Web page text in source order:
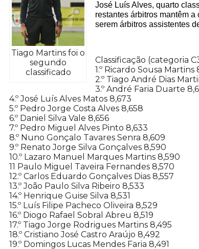
Tiago Martins foi o
segundo
classificado
José Luís Alves, quarto
restantes árbitros mantêm
serem árbitros assistentes
Classificação (categoria
1.º Ricardo Sousa Martins
2.º Tiago André Dias
3.º André Faria Duarte
4.º José Luís Alves Matos 8,673
5.º Pedro Jorge Costa Alves 8,658
6.º Daniel Silva Vale 8,656
7.º Pedro Miguel Alves Pinto 8,633
8.º Nuno Gonçalo Tavares Senra 8,609
9.º Renato Jorge Silva Gonçalves 8,590
10.º Lazaro Manuel Marques Martins 8,590
11 Paulo Miguel Taveira Fernandes 8,570
12.º Carlos Eduardo Gonçalves Dias 8,557
13.º João Paulo Silva Ribeiro 8,533
14.º Henrique Guise Silva 8,531
15.º Luís Filipe Pacheco Oliveira 8,529
16.º Diogo Rafael Sobral Abreu 8,519
17.º Tiago Jorge Rodrigues Martins 8,495
18.º Cristiano José Castro Araújo 8,492
19.º Domingos Lucas Mendes Faria 8,491